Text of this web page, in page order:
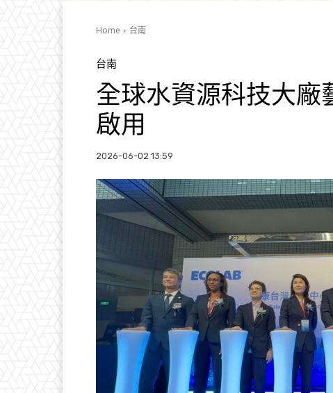
Home 台南
台南
全球水資源科技大廠
啟用
2026-06-02 13:59